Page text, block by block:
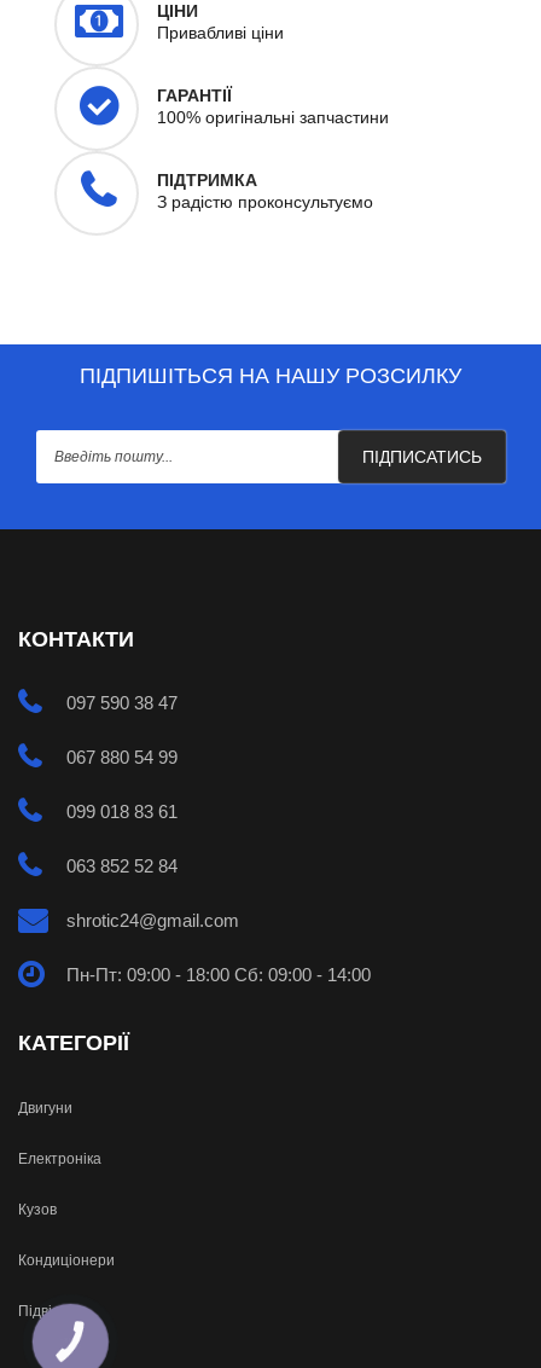
ЦІНИ
Привабливі ціни
ГАРАНТІЇ
100% оригінальні запчастини
ПІДТРИМКА
З радістю проконсультуємо
ПІДПИШІТЬСЯ НА НАШУ РОЗСИЛКУ
ПІДПИСАТИСЬ
КОНТАКТИ
097 590 38 47
067 880 54 99
099 018 83 61
063 852 52 84
shrotic24@gmail.com
Пн-Пт: 09:00 - 18:00 Сб: 09:00 - 14:00
КАТЕГОРІЇ
Двигуни
Електроніка
Кузов
Кондиціонери
Підвіска
КНОПКА
ЗВ'ЯЗКУ